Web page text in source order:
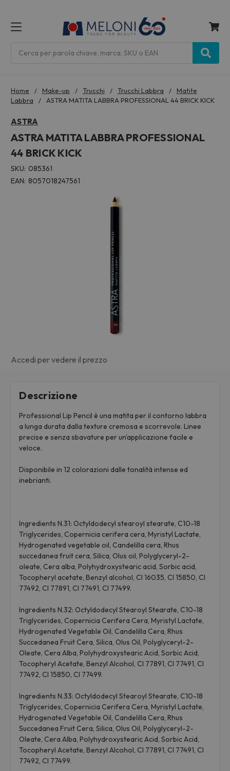
Home Make-up Trucchi Trucchi Labbra
Matite
Labbra
ASTRA MATITA LABBRA PROFESSIONAL 44 BRICK KICK
ASTRA
ASTRA MATITA LABBRA PROFESSIONAL
44 BRICK KICK
SKU: 085361
EAN: 8057018247561
Accedi per vedere il prezzo
Descrizione
Professional Lip Pencil è una matita per il contorno labbra
a lunga durata dalla texture cremosa e scorrevole. Linee
precise e senza sbavature per un'applicazione facile e
veloce.
Disponibile in 12 colorazioni dalle tonalità intense ed
inebrianti.
Ingredients N.31: Octyldodecyl stearoyl stearate, C10-18
Triglycerides, Copernicia cerifera cera, Myristyl Lactate,
Hydrogenated vegetable oil, Candelilla cera, Rhus
succedanea fruit cera, Silica, Olus oil, Polyglyceryl-2-
oleate, Cera alba, Polyhydroxystearic acid, Sorbic acid,
Tocopheryl acetate, Benzyl alcohol, CI 16035, CI 15850, CI
77492, CI 77891, CI 77491, CI 77499.
Ingredients N.32: Octyldodecyl Stearoyl Stearate, C10-18
Triglycerides, Copernicia Cerifera Cera, Myristyl Lactate,
Hydrogenated Vegetable Oil, Candelilla Cera, Rhus
Succedanea Fruit Cera, Silica, Olus Oil, Polyglyceryl-2-
Oleate, Cera Alba, Polyhydroxystearic Acid, Sorbic Acid,
Tocopheryl Acetate, Benzyl Alcohol, CI 77891, CI 77491, CI
77492, CI 15850, CI 77499.
Ingredients N.33: Octyldodecyl Stearoyl Stearate, C10-18
Triglycerides, Copernicia Cerifera Cera, Myristyl Lactate,
Hydrogenated Vegetable Oil, Candelilla Cera, Rhus
Succedanea Fruit Cera, Silica, Olus Oil, Polyglyceryl-2-
Oleate, Cera Alba, Polyhydroxystearic Acid, Sorbic Acid,
Tocopheryl Acetate, Benzyl Alcohol, CI 77891, CI 77491, CI
77492, CI 77499.